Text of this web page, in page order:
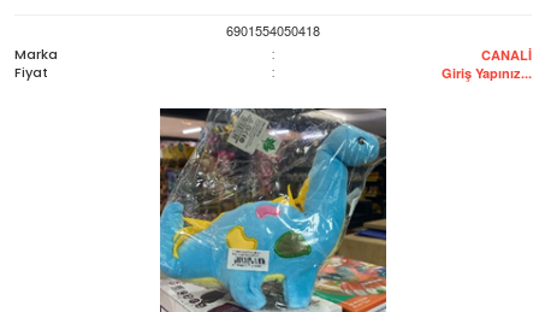
6901554050418
Marka
: CANALİ
Fiyat : Giriş Yapınız...